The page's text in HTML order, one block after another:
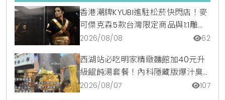
香港潮牌KYUBI進駐松菸快閃店！麥
可傑克森5款台灣限定商品與1:1雕像
震撼登場
2026/08/08 62
西湖站必吃明家精緻麵館加40元升
級餛飩湯套餐！內科隱藏版爆汁臭
豆腐麵與牛肉麵疙瘩平價攻略
2026/08/07 107